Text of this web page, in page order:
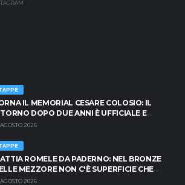
IL MEMORIAL CESARE COLOSIO: IL
DOPO DUE ANNI È UFFICIALE E
È PRONTA AD INFIAMMARSI!
2026
ROMELE DA PADERNO: NEL BRONZE
MEZZORE NON C'È SUPERFICIE CHE
2026